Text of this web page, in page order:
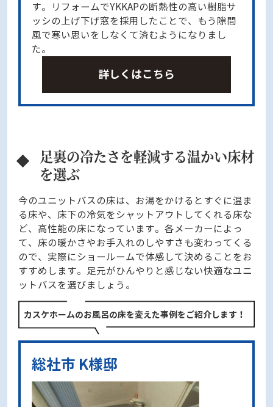
す。リフォームでYKKAPの断熱性の高い樹脂サ
ッシの上げ下げ窓を採用したことで、もう隙間
風で寒い思いをしなくて済むようになりまし
た。
詳しくはこちら
足裏の冷たさを軽減する温かい床材
を選ぶ
今のユニットバスの床は、お湯をかけるとすぐに温ま
る床や、床下の冷気をシャットアウトしてくれる床な
ど、高性能の床になっています。各メーカーによっ
て、床の暖かさやお手入れのしやすさも変わってくる
ので、実際にショールームで体感して決めることをお
すすめします。足元がひんやりと感じない快適なユニ
ットバスを選びましょう。
カスケホームのお風呂の床を変えた事例をご紹介します！
総社市 K様邸